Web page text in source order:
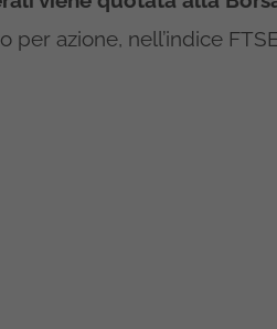
per azione, nell’indice